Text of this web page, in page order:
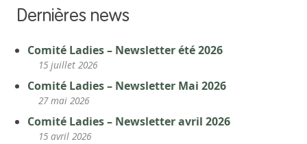
Dernières news
Comité Ladies – Newsletter été 2026
15 juillet 2026
Comité Ladies – Newsletter Mai 2026
27 mai 2026
Comité Ladies – Newsletter avril 2026
15 avril 2026